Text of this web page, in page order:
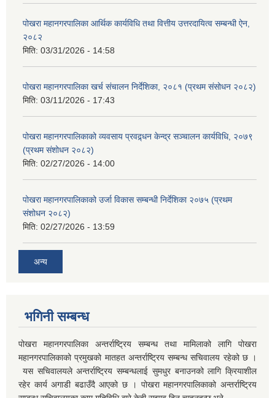
पोखरा महानगरपालिका आर्थिक कार्यविधि तथा वित्तीय उत्तरदायित्व सम्बन्धी ऐन,
२०८२
मिति: 03/31/2026 - 14:58
पोखरा महानगरपालिका खर्च संचालन निर्देशिका, २०८१ (प्रथम संसोधन २०८२)
मिति: 03/11/2026 - 17:43
पोखरा महानगरपालिकाको व्यवसाय प्रवद्र्धन केन्द्र सञ्चालन कार्यविधि, २०७९
(प्रथम संशोधन २०८२)
मिति: 02/27/2026 - 14:00
पोखरा महानगरपालिकाको उर्जा विकास सम्बन्धी निर्देशिका २०७५ (प्रथम
संशोधन २०८२)
मिति: 02/27/2026 - 13:59
अन्य
भगिनी सम्बन्ध
पोखरा महानगरपालिका अन्तर्राष्ट्रिय सम्बन्ध तथा मामिलाको लागि पोखरा
महानगरपालिकाको प्रमुखको मातहत अन्तर्राष्ट्रिय सम्बन्ध सचिवालय रहेको छ ।
यस सचिवालयले अन्तर्राष्ट्रिय सम्बन्धलाई सुमधुर बनाउनको लागि क्रियाशील
रहेर कार्य अगाडी बढाउँदै आएको छ । पोखरा महानगरपालिकाको अन्तर्राष्ट्रिय